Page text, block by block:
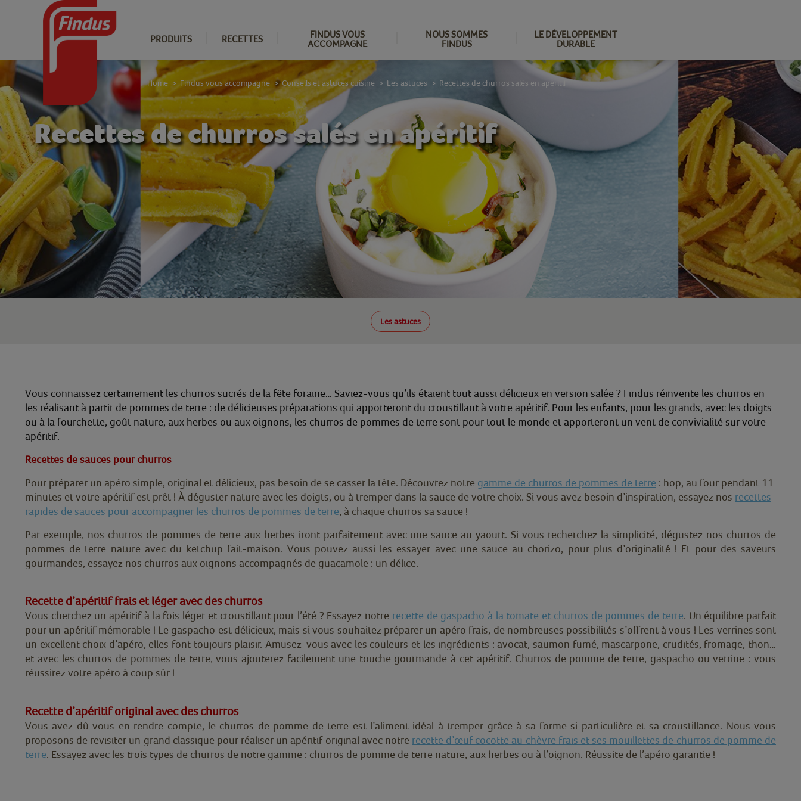
PRODUITS RECETTES
FINDUS VOUS
ACCOMPAGNE
NOUS SOMMES
FINDUS
LE DÉVELOPPEMENT
DURABLE
Recettes de churros salés en apéritif
Les astuces
Home > Findus vous accompagne > Conseils et astuces cuisine > Les astuces > Recettes de churros salés en apéritif
Vous connaissez certainement les churros sucrés de la fête foraine… Saviez-vous qu’ils étaient tout aussi délicieux en version salée ? Findus réinvente les churros en
les réalisant à partir de pommes de terre : de délicieuses préparations qui apporteront du croustillant à votre apéritif. Pour les enfants, pour les grands, avec les doigts
ou à la fourchette, goût nature, aux herbes ou aux oignons, les churros de pommes de terre sont pour tout le monde et apporteront un vent de convivialité sur votre
apéritif.
Recettes de sauces pour churros
Pour préparer un apéro simple, original et délicieux, pas besoin de se casser la tête. Découvrez notre gamme de churros de pommes de terre : hop, au four pendant 11
minutes et votre apéritif est prêt ! À déguster nature avec les doigts, ou à tremper dans la sauce de votre choix. Si vous avez besoin d’inspiration, essayez nos recettes
rapides de sauces pour accompagner les churros de pommes de terre, à chaque churros sa sauce !
Par exemple, nos churros de pommes de terre aux herbes iront parfaitement avec une sauce au yaourt. Si vous recherchez la simplicité, dégustez nos churros de
pommes de terre nature avec du ketchup fait-maison. Vous pouvez aussi les essayer avec une sauce au chorizo, pour plus d’originalité ! Et pour des saveurs
gourmandes, essayez nos churros aux oignons accompagnés de guacamole : un délice.
Recette d’apéritif frais et léger avec des churros
Vous cherchez un apéritif à la fois léger et croustillant pour l’été ? Essayez notre recette de gaspacho à la tomate et churros de pommes de terre. Un équilibre parfait
pour un apéritif mémorable ! Le gaspacho est délicieux, mais si vous souhaitez préparer un apéro frais, de nombreuses possibilités s’offrent à vous ! Les verrines sont
un excellent choix d’apéro, elles font toujours plaisir. Amusez-vous avec les couleurs et les ingrédients : avocat, saumon fumé, mascarpone, crudités, fromage, thon…
et avec les churros de pommes de terre, vous ajouterez facilement une touche gourmande à cet apéritif. Churros de pomme de terre, gaspacho ou verrine : vous
réussirez votre apéro à coup sûr !
Recette d’apéritif original avec des churros
Vous avez dû vous en rendre compte, le churros de pomme de terre est l’aliment idéal à tremper grâce à sa forme si particulière et sa croustillance. Nous vous
proposons de revisiter un grand classique pour réaliser un apéritif original avec notre recette d’œuf cocotte au chèvre frais et ses mouillettes de churros de pomme de
terre. Essayez avec les trois types de churros de notre gamme : churros de pomme de terre nature, aux herbes ou à l’oignon. Réussite de l’apéro garantie !